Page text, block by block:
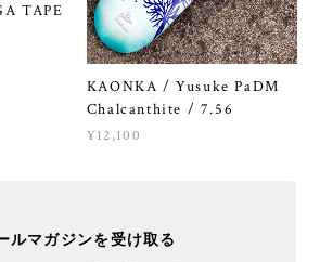
TAPE
KAONKA / Yusuke PaDM
Chalcanthite / 7.56
¥12,100
ルマガジンを受け取る